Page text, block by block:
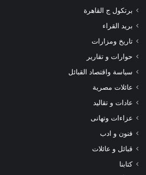
برتكول ج القاهرة
بريد القراء
تاريخ ومزارات
حوارات و تقارير
سياسة واقتصاد القبائل
عائلات مصرية
عادات و تقاليد
عزاءات وتهانى
فنون و ادب
قبائل و عائلات
كتابنا